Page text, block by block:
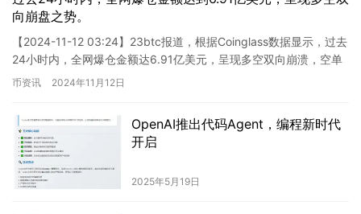
向崩盘之势。
【2024-11-12 03:24】23btc报道，根据Coinglass数据显示，过去
24小时内，全网爆仓金额达6.91亿美元，呈现多空双向崩溃，空单
爆仓金额为3.33亿美元。 …
币资讯 2024年11月12日
OpenAI推出代码Agent，编程新时代
开启
2025年5月19日